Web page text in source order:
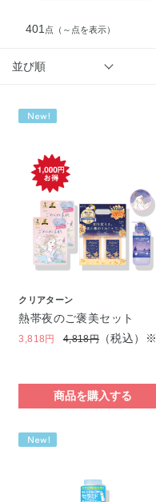
401 点 （～点を表示）
並び順
クリアターン
熱帯夜のご褒美セット
3,818円 4,818円 （税込）※
商品を購入する